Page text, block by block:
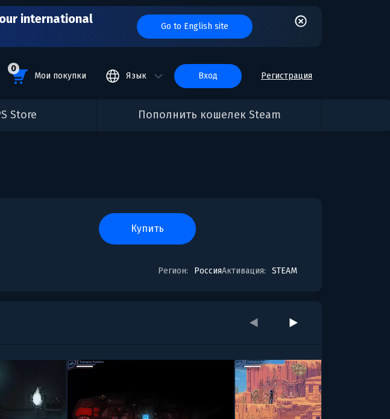
international
Go to English site
0
Мои покупки Язык вход Регистрация
Store Пополнить кошелек Steam
купить
Регион: РоссияАктивация: STEAM